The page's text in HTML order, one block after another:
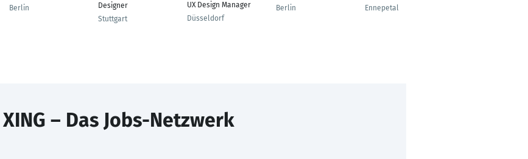
Berlin
Designer
Stuttgart
UX Design Manager
Düsseldorf
Berlin
Ennepetal
XING – Das Jobs-Netzwerk